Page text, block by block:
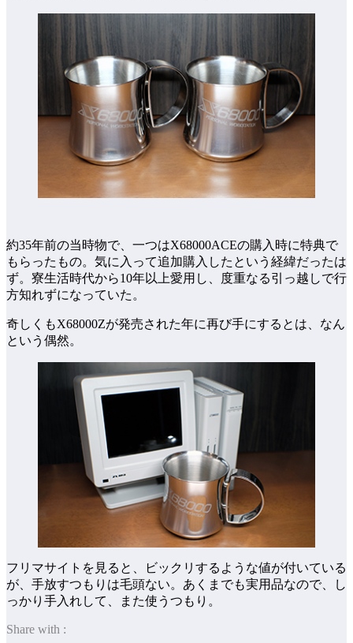
約35年前の当時物で、一つはX68000ACEの購入時に特典で
もらったもの。気に入って追加購入したという経緯だったは
ず。寮生活時代から10年以上愛用し、度重なる引っ越しで行
方知れずになっていた。
奇しくもX68000Zが発売された年に再び手にするとは、なん
という偶然。
フリマサイトを見ると、ビックリするような値が付いている
が、手放すつもりは毛頭ない。あくまでも実用品なので、し
っかり手入れして、また使うつもり。
Share with :